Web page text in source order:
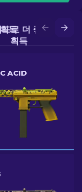
로 더 좋은 스킨
획득
득
ACID